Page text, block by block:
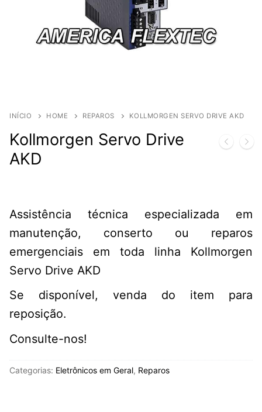
INÍCIO HOME REPAROS KOLLMORGEN SERVO DRIVE AKD
Kollmorgen Servo Drive
AKD
Assistência técnica especializada em
manutenção, conserto ou reparos
emergenciais em toda linha Kollmorgen
Servo Drive AKD
Se disponível, venda do item para
reposição.
Consulte-nos!
Categorias: Eletrônicos em Geral, Reparos